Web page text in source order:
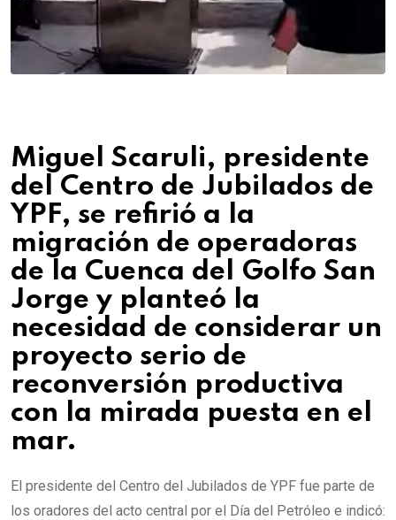
Miguel Scaruli, presidente
del Centro de Jubilados de
YPF, se refirió a la
migración de operadoras
de la Cuenca del Golfo San
Jorge y planteó la
necesidad de considerar un
proyecto serio de
reconversión productiva
con la mirada puesta en el
mar.
El presidente del Centro del Jubilados de YPF fue parte de
los oradores del acto central por el Día del Petróleo e indicó: